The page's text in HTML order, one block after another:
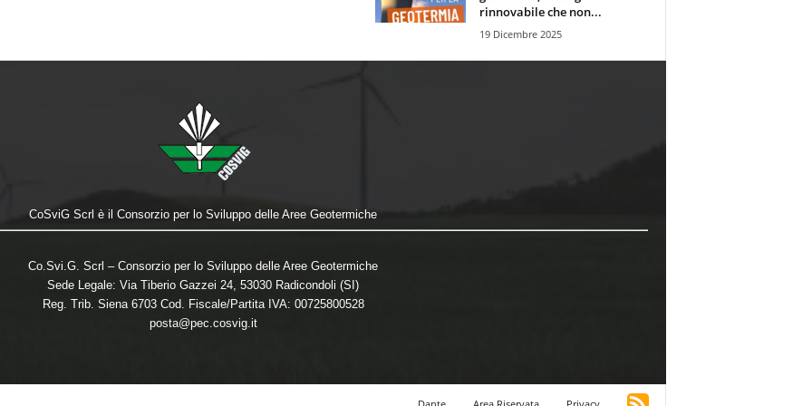
rinnovabile che non...
19 Dicembre 2025
CoSviG Scrl è il Consorzio per lo Sviluppo delle Aree Geotermiche
Co.Svi.G. Scrl – Consorzio per lo Sviluppo delle Aree Geotermiche
Sede Legale: Via Tiberio Gazzei 24, 53030 Radicondoli (SI)
Reg. Trib. Siena 6703 Cod. Fiscale/Partita IVA: 00725800528
posta@pec.cosvig.it